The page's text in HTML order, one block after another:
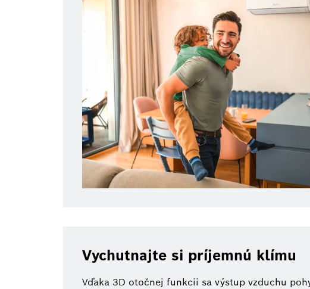
Vychutnajte si príjemnú klímu
Vďaka 3D otočnej funkcii sa výstup vzduchu